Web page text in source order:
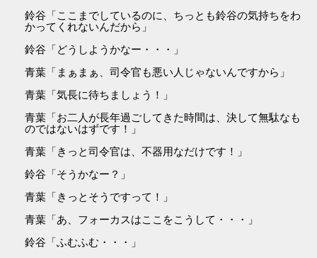
鈴谷「ここまでしているのに、ちっとも鈴谷の気持ちをわ
かってくれないんだから」
鈴谷「どうしようかなー・・・」
青葉「まぁまぁ、司令官も悪い人じゃないんですから」
青葉「気長に待ちましょう！」
青葉「お二人が長年過ごしてきた時間は、決して無駄なも
のではないはずです！」
青葉「きっと司令官は、不器用なだけです！」
鈴谷「そうかなー？」
青葉「きっとそうですって！」
青葉「あ、フォーカスはここをこうして・・・」
鈴谷「ふむふむ・・・」